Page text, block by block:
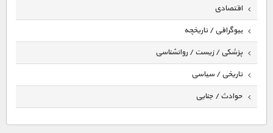
اقتصادی
بیوگرافی / تاریخچه
پزشکی / زیست / روانشناسی
تاریخی / سیاسی
حوادث / جنایی